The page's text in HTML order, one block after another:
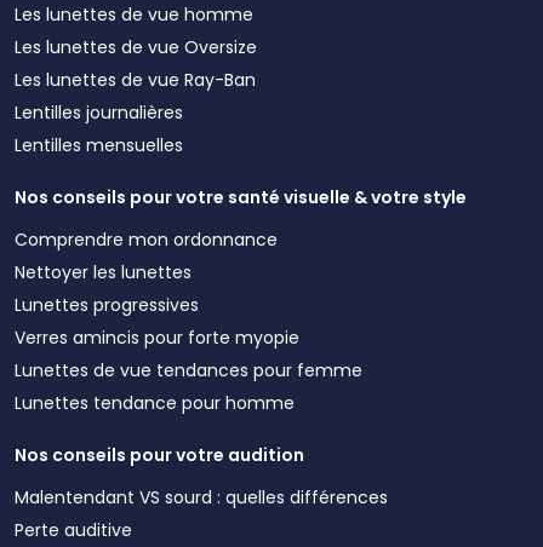
Les lunettes de vue homme
Les lunettes de vue Oversize
Les lunettes de vue Ray-Ban
Lentilles journalières
Lentilles mensuelles
Nos conseils pour votre santé visuelle & votre style
Comprendre mon ordonnance
Nettoyer les lunettes
Lunettes progressives
Verres amincis pour forte myopie
Lunettes de vue tendances pour femme
Lunettes tendance pour homme
Nos conseils pour votre audition
Malentendant VS sourd : quelles différences
Perte auditive